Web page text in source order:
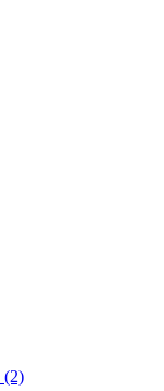
(2)